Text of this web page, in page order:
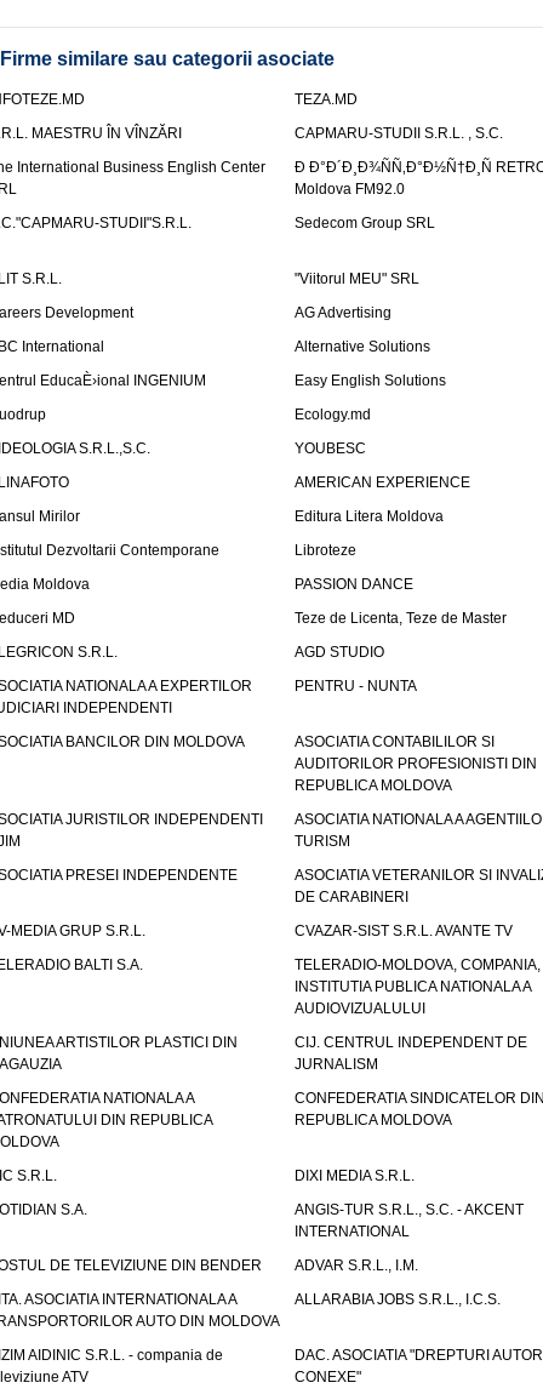
Firme similare sau categorii asociate
TEZA.MD
MAESTRU ÎN VÎNZĂRI
CAPMARU-STUDII S.R.L. , S.C.
International Business English Center
Ð Ð°Ð´Ð¸Ð¾ÑÑ‚Ð°Ð½Ñ†Ð¸Ñ
Moldova FM92.0
STUDII"S.R.L.
Sedecom Group SRL
S.R.L.
"Viitorul MEU" SRL
Development
AG Advertising
International
Alternative Solutions
EducaÈ›ional INGENIUM
Easy English Solutions
Ecology.md
S.R.L.,S.C.
YOUBESC
AMERICAN EXPERIENCE
Mirilor
Editura Litera Moldova
Dezvoltarii Contemporane
Libroteze
Moldova
PASSION DANCE
MD
Teze de Licenta, Teze de Master
S.R.L.
AGD STUDIO
NATIONALA A EXPERTILOR
INDEPENDENTI
PENTRU - NUNTA
BANCILOR DIN MOLDOVA
ASOCIATIA CONTABILILOR SI
AUDITORILOR PROFESIONISTI DIN
REPUBLICA MOLDOVA
JURISTILOR INDEPENDENTI
ASOCIATIA NATIONALA A
TURISM
PRESEI INDEPENDENTE
ASOCIATIA VETERANILOR SI
DE CARABINERI
MEDIA GRUP S.R.L.
CVAZAR-SIST S.R.L. AVANTE TV
BALTI S.A.
TELERADIO-MOLDOVA, COMPANIA,
INSTITUTIA PUBLICA NATIONALA A
AUDIOVIZUALULUI
ARTISTILOR PLASTICI DIN
CIJ. CENTRUL INDEPENDENT DE
JURNALISM
NATIONALA A
DIN REPUBLICA
CONFEDERATIA SINDICATELOR
REPUBLICA MOLDOVA
S.R.L.
DIXI MEDIA S.R.L.
S.A.
ANGIS-TUR S.R.L., S.C. - AKCENT
INTERNATIONAL
DE TELEVIZIUNE DIN BENDER
ADVAR S.R.L., I.M.
ASOCIATIA INTERNATIONALA A
AUTO DIN MOLDOVA
ALLARABIA JOBS S.R.L., I.C.S.
AIDINIC S.R.L. - compania de
ATV
DAC. ASOCIATIA "DREPTURI AUTOR
CONEXE"